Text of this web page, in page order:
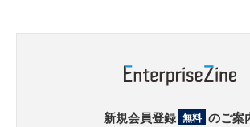
新規会員登録 無料 のご案